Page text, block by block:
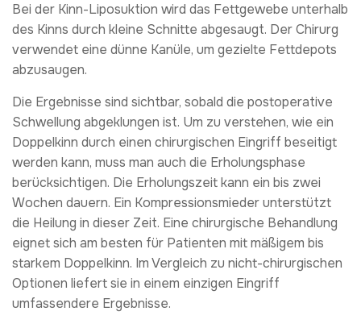
Bei der Kinn-Liposuktion wird das Fettgewebe unterhalb
des Kinns durch kleine Schnitte abgesaugt. Der Chirurg
verwendet eine dünne Kanüle, um gezielte Fettdepots
abzusaugen.
Die Ergebnisse sind sichtbar, sobald die postoperative
Schwellung abgeklungen ist. Um zu verstehen, wie ein
Doppelkinn durch einen chirurgischen Eingriff beseitigt
werden kann, muss man auch die Erholungsphase
berücksichtigen. Die Erholungszeit kann ein bis zwei
Wochen dauern. Ein Kompressionsmieder unterstützt
die Heilung in dieser Zeit. Eine chirurgische Behandlung
eignet sich am besten für Patienten mit mäßigem bis
starkem Doppelkinn. Im Vergleich zu nicht-chirurgischen
Optionen liefert sie in einem einzigen Eingriff
umfassendere Ergebnisse.